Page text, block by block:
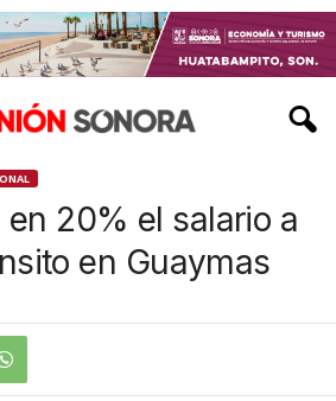
20% el salario a
en Guaymas